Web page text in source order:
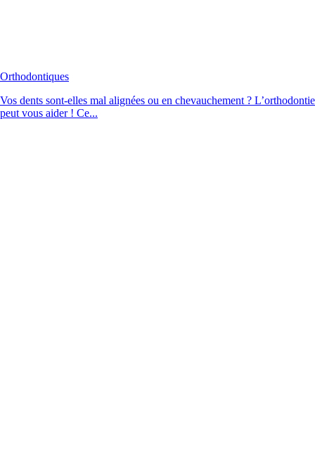
Orthodontiques
Vos dents sont-elles mal alignées ou en chevauchement ? L’orthodontie
peut vous aider ! Ce...